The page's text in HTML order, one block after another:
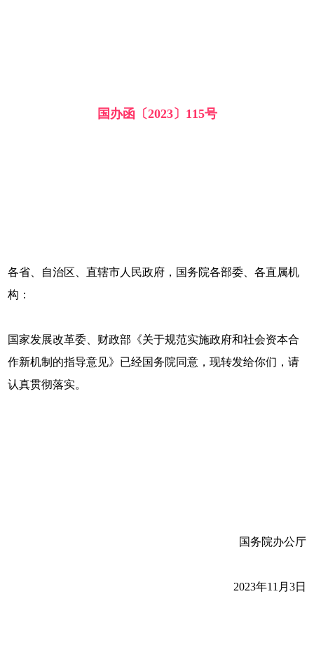
国办函〔2023〕115号
各省、自治区、直辖市人民政府，国务院各部委、各直属机
构：
国家发展改革委、财政部《关于规范实施政府和社会资本合
作新机制的指导意见》已经国务院同意，现转发给你们，请
认真贯彻落实。
国务院办公厅
2023年11月3日